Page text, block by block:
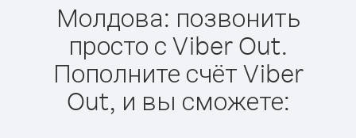
Молдова: позвонить
просто с Viber Out.
Пополните счёт Viber
Out, и вы сможете: